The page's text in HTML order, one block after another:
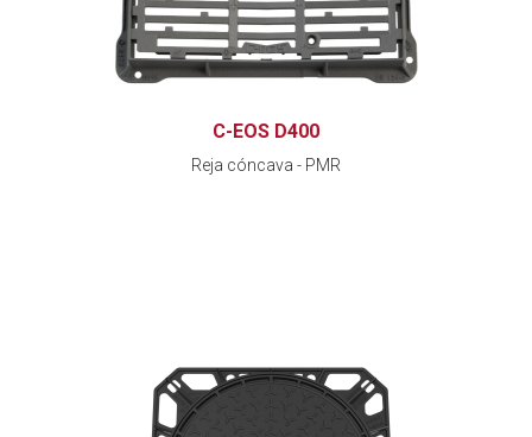
C-EOS D400
Reja cóncava - PMR